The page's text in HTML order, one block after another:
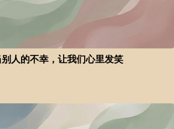
人的不幸，让我们心里发笑